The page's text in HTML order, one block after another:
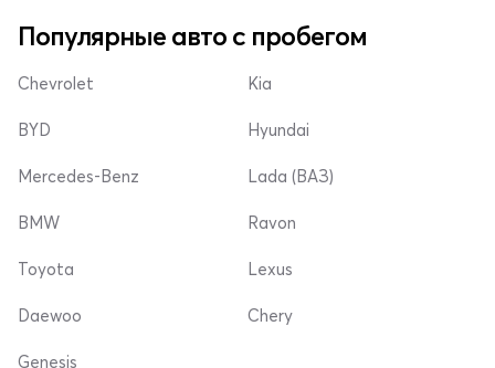
Популярные авто с пробегом
Chevrolet
BYD
Mercedes-Benz
Kia
Hyundai
Lada (ВАЗ)
BMW
Toyota
Daewoo
Ravon
Lexus
Chery
Genesis